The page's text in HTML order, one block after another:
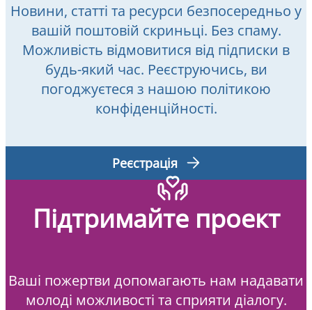
Новини, статті та ресурси безпосередньо у
вашій поштовій скриньці. Без спаму.
Можливість відмовитися від підписки в
будь-який час. Реєструючись, ви
погоджуєтеся з нашою політикою
конфіденційності.
Реєстрація
Підтримайте проект
Ваші пожертви допомагають нам надавати
молоді можливості та сприяти діалогу.